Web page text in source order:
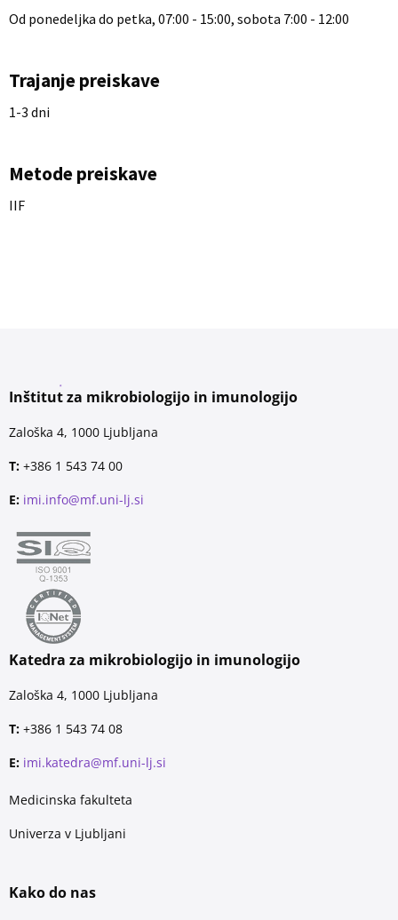
Od ponedeljka do petka, 07:00 - 15:00, sobota 7:00 - 12:00
Trajanje preiskave
1-3 dni
Metode preiskave
IIF
Inštitut za mikrobiologijo in imunologijo
Zaloška 4, 1000 Ljubljana
T: +386 1 543 74 00
E: imi.info@mf.uni-lj.si
Katedra za mikrobiologijo in imunologijo
Zaloška 4, 1000 Ljubljana
T: +386 1 543 74 08
E: imi.katedra@mf.uni-lj.si
Medicinska fakulteta
Univerza v Ljubljani
Kako do nas